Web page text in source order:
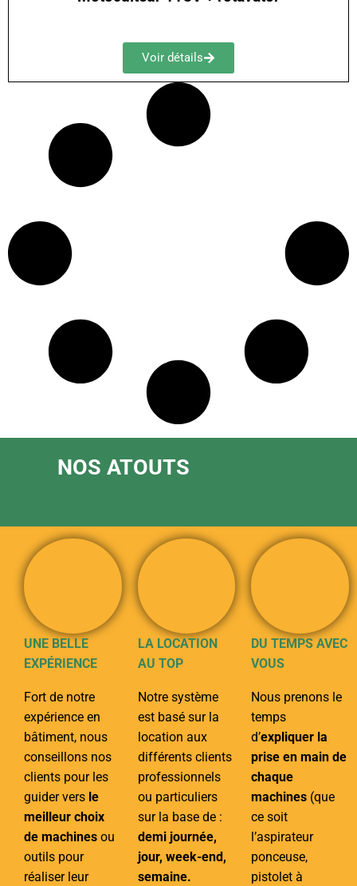
Voir détails
NOS ATOUTS
UNE BELLE
EXPÉRIENCE
Fort de notre
expérience en
bâtiment, nous
conseillons nos
clients pour les
guider vers le
meilleur choix
de machines ou
outils pour
réaliser leur
LA LOCATION
AU TOP
Notre système
est basé sur la
location aux
différents clients
professionnels
ou particuliers
sur la base de :
demi journée,
jour, week-end,
semaine.
DU TEMPS AVEC
VOUS
Nous prenons le
temps
d’expliquer la
prise en main de
chaque
machines (que
ce soit
l’aspirateur
ponceuse,
pistolet à